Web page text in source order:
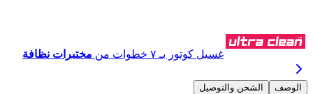
غسيل كوتور بـ ٧ خطوات من مختبرات نظافة
الوصف الشحن والتوصيل